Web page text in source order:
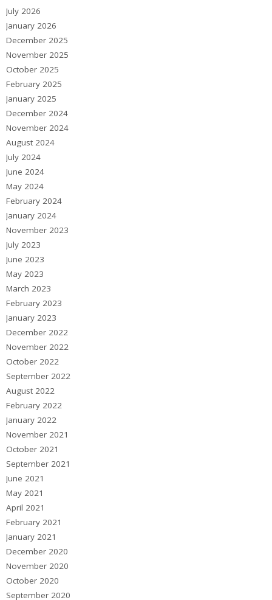
July 2026
January 2026
December 2025
November 2025
October 2025
February 2025
January 2025
December 2024
November 2024
August 2024
July 2024
June 2024
May 2024
February 2024
January 2024
November 2023
July 2023
June 2023
May 2023
March 2023
February 2023
January 2023
December 2022
November 2022
October 2022
September 2022
August 2022
February 2022
January 2022
November 2021
October 2021
September 2021
June 2021
May 2021
April 2021
February 2021
January 2021
December 2020
November 2020
October 2020
September 2020